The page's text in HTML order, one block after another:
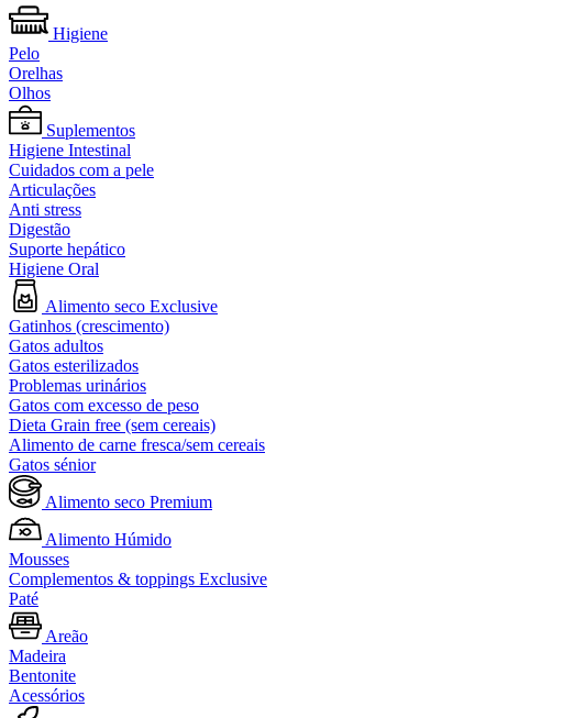
Higiene
Pelo
Orelhas
Olhos
Suplementos
Higiene Intestinal
Cuidados com a pele
Articulações
Anti stress
Digestão
Suporte hepático
Higiene Oral
Alimento seco Exclusive
Gatinhos (crescimento)
Gatos adultos
Gatos esterilizados
Problemas urinários
Gatos com excesso de peso
Dieta Grain free (sem cereais)
Alimento de carne fresca/sem cereais
Gatos sénior
Alimento seco Premium
Alimento Húmido
Mousses
Complementos & toppings Exclusive
Paté
Areão
Madeira
Bentonite
Acessórios